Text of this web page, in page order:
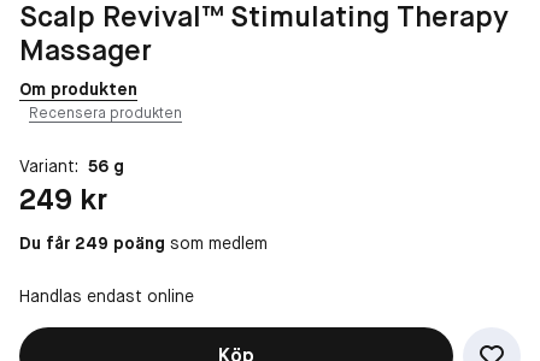
Scalp Revival™ Stimulating Therapy
Massager
Om produkten
Recensera produkten
Variant: 56 g
Pris: 249 kr
249 kr
Du får 249 poäng som medlem
Handlas endast online
Köp